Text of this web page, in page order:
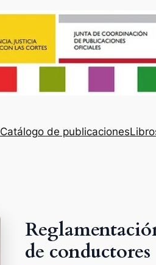
Catálogo de publicaciones
de conductores